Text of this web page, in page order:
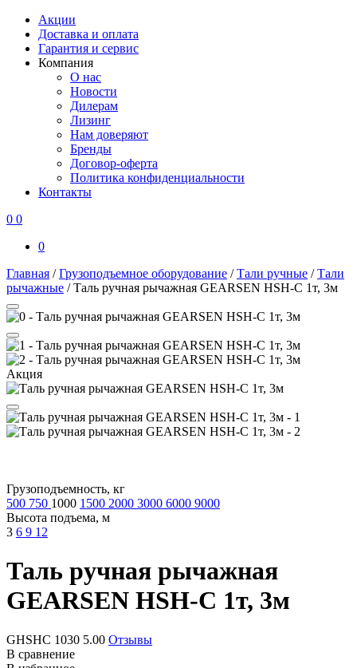
Акции
Доставка и оплата
Гарантия и сервис
Компания
О нас
Новости
Дилерам
Лизинг
Нам доверяют
Бренды
Договор-оферта
Политика конфиденциальности
Контакты
0 0
0
Главная /Грузоподъемное оборудование /Тали ручные /Тали
рычажные /Таль ручная рычажная GEARSEN HSH-C 1т, 3м
Акция
Грузоподъемность, кг
500 750 1000 1500 2000 3000 6000 9000
Высота подъема, м
3 6 9 12
Таль ручная рычажная
GEARSEN HSH-C 1т, 3м
GHSHC 1030 5.00 Отзывы
В сравнение